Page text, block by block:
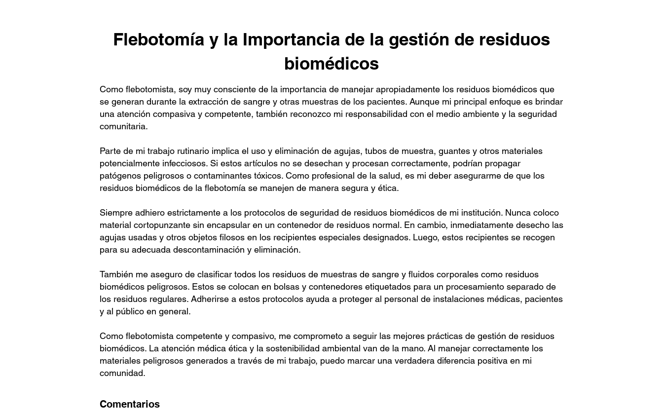
Flebotomía y la Importancia de la gestión de residuos
biomédicos
Como flebotomista, soy muy consciente de la importancia de manejar apropiadamente los residuos biomédicos que
se generan durante la extracción de sangre y otras muestras de los pacientes. Aunque mi principal enfoque es brindar
una atención compasiva y competente, también reconozco mi responsabilidad con el medio ambiente y la seguridad
comunitaria.
Parte de mi trabajo rutinario implica el uso y eliminación de agujas, tubos de muestra, guantes y otros materiales
potencialmente infecciosos. Si estos artículos no se desechan y procesan correctamente, podrían propagar
patógenos peligrosos o contaminantes tóxicos. Como profesional de la salud, es mi deber asegurarme de que los
residuos biomédicos de la flebotomía se manejen de manera segura y ética.
Siempre adhiero estrictamente a los protocolos de seguridad de residuos biomédicos de mi institución. Nunca coloco
material cortopunzante sin encapsular en un contenedor de residuos normal. En cambio, inmediatamente desecho las
agujas usadas y otros objetos filosos en los recipientes especiales designados. Luego, estos recipientes se recogen
para su adecuada descontaminación y eliminación.
También me aseguro de clasificar todos los residuos de muestras de sangre y fluidos corporales como residuos
biomédicos peligrosos. Estos se colocan en bolsas y contenedores etiquetados para un procesamiento separado de
los residuos regulares. Adherirse a estos protocolos ayuda a proteger al personal de instalaciones médicas, pacientes
y al público en general.
Como flebotomista competente y compasivo, me comprometo a seguir las mejores prácticas de gestión de residuos
biomédicos. La atención médica ética y la sostenibilidad ambiental van de la mano. Al manejar correctamente los
materiales peligrosos generados a través de mi trabajo, puedo marcar una verdadera diferencia positiva en mi
comunidad.
Comentarios